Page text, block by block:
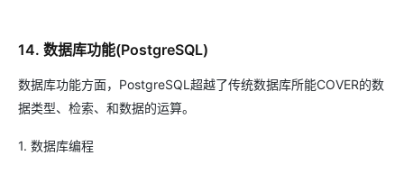
14. 数据库功能(PostgreSQL)
数据库功能方面，PostgreSQL超越了传统数据库所能COVER的数
据类型、检索、和数据的运算。
1. 数据库编程